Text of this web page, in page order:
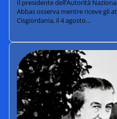
Il presidente dell’Autorità
Abbas osserva mentre riceve gli
Cisgiordania, il 4 agosto…